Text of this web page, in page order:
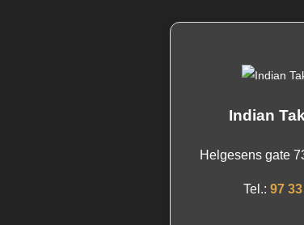
Indian
Helgesens gate
Tel.: 97